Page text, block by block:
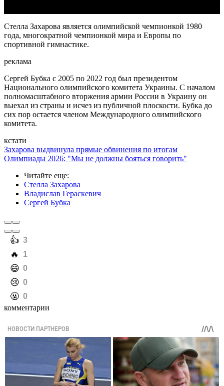
Стелла Захарова является олимпийской чемпионкой 1980
года, многократной чемпионкой мира и Европы по
спортивной гимнастике.
реклама
Сергей Бубка с 2005 по 2022 год был президентом
Национального олимпийского комитета Украины. С началом
полномасштабного вторжения армии России в Украину он
выехал из страны и исчез из публичной плоскости. Бубка до
сих пор остается членом Международного олимпийского
комитета.
кстати
Захарова выдвинула прямые обвинения по итогам
Олимпиады 2026: "Мы не должны бояться говорить"
Читайте еще:
Стелла Захарова
Владислав Гераскевич
Сергей Бубка
️👍 3
️🔥 1
️😄 0
️😢 0
️🤬 0
комментарии